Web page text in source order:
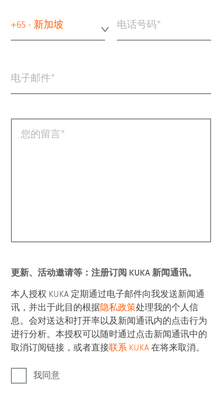
+65 - 新加坡 电话号码
电子邮件
您的留言
更新、活动邀请等：注册订阅 KUKA 新闻通讯。
本人授权 KUKA 定期通过电子邮件向我发送新闻通
讯，并出于此目的根据隐私政策处理我的个人信
息。会对送达和打开率以及新闻通讯内的点击行为
进行分析。本授权可以随时通过点击新闻通讯中的
取消订阅链接，或者直接联系 KUKA 在将来取消。
我同意